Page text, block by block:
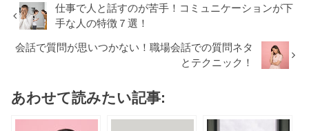
仕事で人と話すのが苦手！コミュニケーションが下
手な人の特徴７選！
会話で質問が思いつかない！職場会話での質問ネタ
とテクニック！
あわせて読みたい記事: